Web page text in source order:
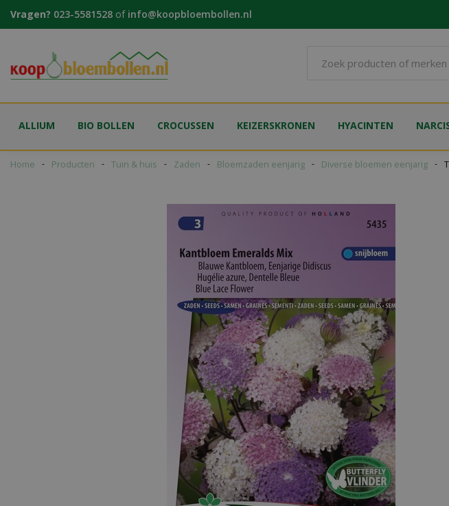
naar
Home Producten Tuin & huis Zaden Bloemzaden eenjarig Diverse bloemen eenjarig
Vragen? 023-5581528 of info@koopbloembollen.nl
ALLIUM BIO BOLLEN CROCUSSEN KEIZERSKRONEN HYACINTEN